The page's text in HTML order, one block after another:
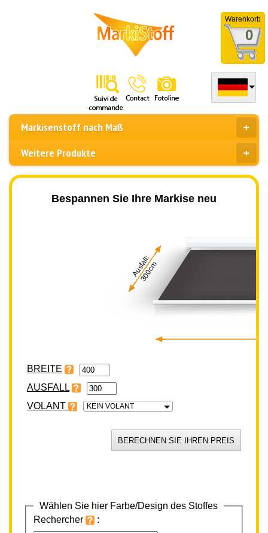
Warenkorb
0
Markisenstoff nach Maß
Weitere Produkte
Bespannen Sie Ihre Markise neu
Ausfall:
300cm
BREITE
VOLANT KEIN VOLANT
Wählen Sie hier Farbe/Design des Stoffes
Rechercher
: